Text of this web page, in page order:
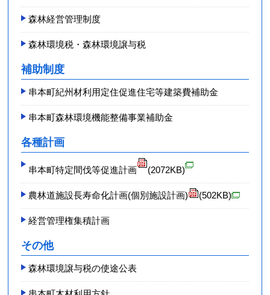
森林経営管理制度
森林環境税・森林環境譲与税
補助制度
串本町紀州材利用定住促進住宅等建築費補助金
串本町森林環境機能整備事業補助金
各種計画
串本町特定間伐等促進計画 (2072KB)
農林道施設長寿命化計画(個別施設計画) (502KB)
経営管理権集積計画
その他
森林環境譲与税の使途公表